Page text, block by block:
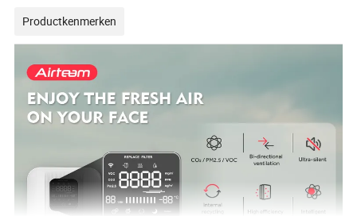
Productkenmerken